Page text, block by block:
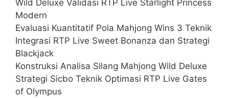
Wild Deluxe Validasi RTP Live Starlight Princess
Modern
Evaluasi Kuantitatif Pola Mahjong Wins 3 Teknik
Integrasi RTP Live Sweet Bonanza dan Strategi
Blackjack
Konstruksi Analisa Silang Mahjong Wild Deluxe
Strategi Sicbo Teknik Optimasi RTP Live Gates
of Olympus